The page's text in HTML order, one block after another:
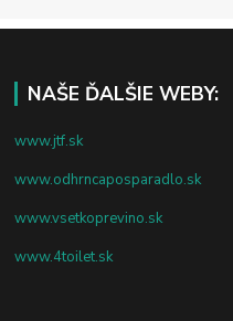
NAŠE ĎALŠIE WEBY:
www.jtf.sk
www.odhrncaposparadlo.sk
www.vsetkoprevino.sk
www.4toilet.sk